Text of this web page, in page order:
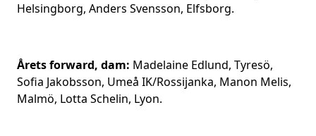
Helsingborg, Anders Svensson, Elfsborg.
Årets forward, dam: Madelaine Edlund, Tyresö,
Sofia Jakobsson, Umeå IK/Rossijanka, Manon Melis,
Malmö, Lotta Schelin, Lyon.